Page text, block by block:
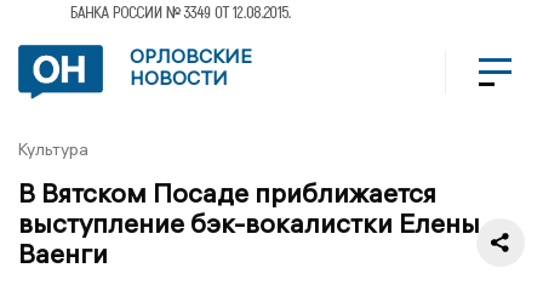
ОРЛОВСКИЕ
НОВОСТИ
Культура
В Вятском Посаде приближается
выступление бэк-вокалистки Елены
Ваенги